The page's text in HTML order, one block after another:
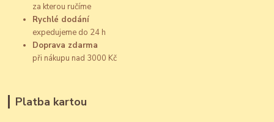
za kterou ručíme
Rychlé dodání
expedujeme do 24 h
Doprava zdarma
při nákupu nad 3000 Kč
Platba kartou